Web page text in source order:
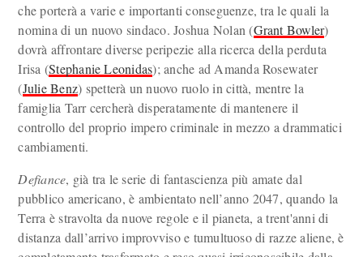
che porterà a varie e importanti conseguenze, tra le quali la
nomina di un nuovo sindaco. Joshua Nolan (Grant Bowler)
dovrà affrontare diverse peripezie alla ricerca della perduta
Irisa (Stephanie Leonidas); anche ad Amanda Rosewater
(Julie Benz) spetterà un nuovo ruolo in città, mentre la
famiglia Tarr cercherà disperatamente di mantenere il
controllo del proprio impero criminale in mezzo a drammatici
cambiamenti.
Defiance, già tra le serie di fantascienza più amate dal
pubblico americano, è ambientato nell’anno 2047, quando la
Terra è stravolta da nuove regole e il pianeta, a trent'anni di
distanza dall’arrivo improvviso e tumultuoso di razze aliene, è